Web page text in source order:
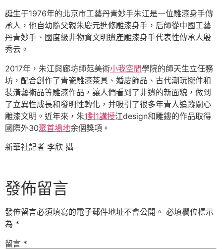
誕生于1976年的北京市工藝丹青妙手朱江是一位雕漆身手傳
承人，他自幼隨父親朱慶元進修雕漆身手，后師從中國工藝
丹青妙手、國度級非物資文明遺產雕漆身手代表性傳承人殷
秀云。
2017年，朱江與廊坊師范美術小我空間學院的師天生立任務
坊，配合創作了青瓷雕漆茶具、婚慶飾品、古代潮玩擺件和
裝潢藝術品等雕漆作品，讓人們看到了非遺的新面貌，做到
了立異性成長和發明性轉化，并吸引了很多年青人追蹤關心
雕漆文明。近年來，朱1對1講授江design和雕鏤的作品取得
國際外30聚首場地余個獎項。
新華社記者 李欣 攝
發佈留言
發佈留言必須填寫的電子郵件地址不會公開。 必填欄位標示
為 *
留言 *